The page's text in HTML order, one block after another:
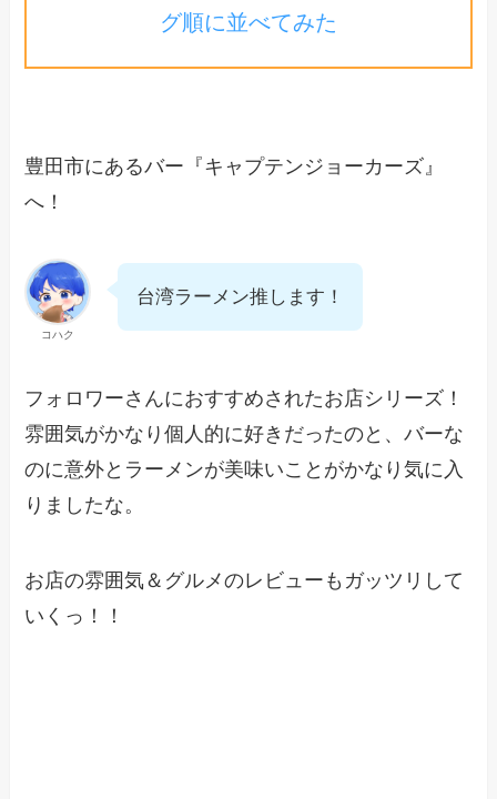
グ順に並べてみた
豊田市にあるバー『キャプテンジョーカーズ』
へ！
コハク
台湾ラーメン推します！
フォロワーさんにおすすめされたお店シリーズ！
雰囲気がかなり個人的に好きだったのと、バーな
のに意外とラーメンが美味いことがかなり気に入
りましたな。
お店の雰囲気＆グルメのレビューもガッツリして
いくっ！！